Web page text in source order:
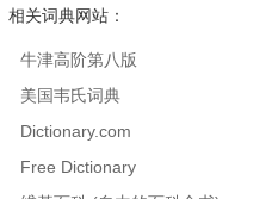
相关词典网站：
牛津高阶第八版
美国韦氏词典
Dictionary.com
Free Dictionary